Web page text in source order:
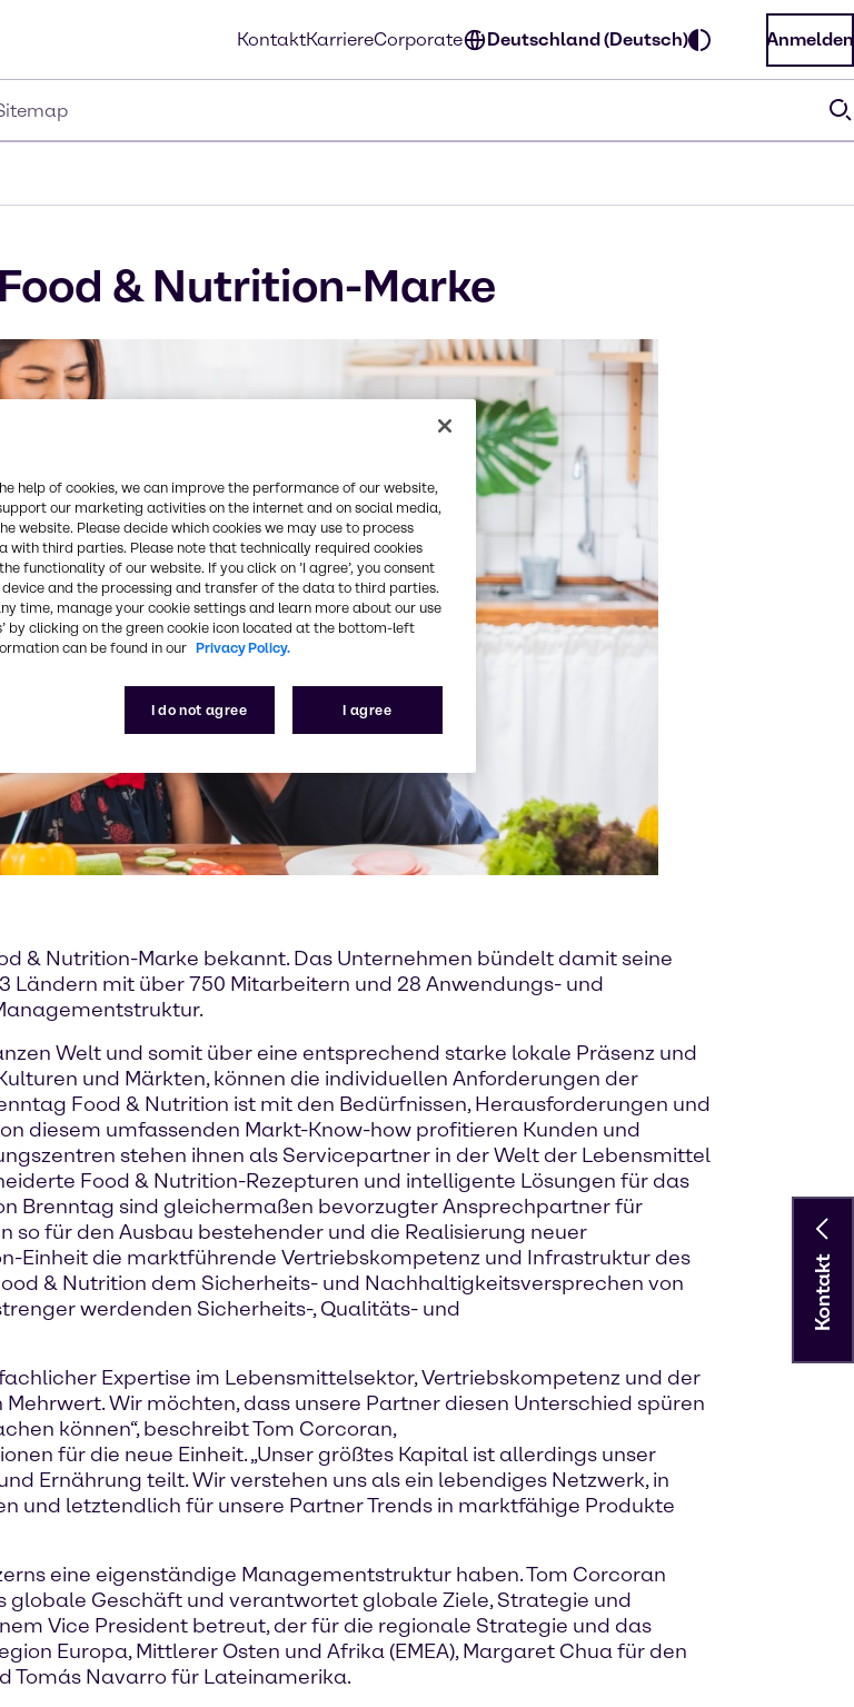
KontaktKarriereCorporate Deutschland (Deutsch) Anmelden
& Nutrition-Marke
& Nutrition-Marke bekannt. Das Unternehmen bündelt damit seine
Ländern mit über 750 Mitarbeitern und 28 Anwendungs- und
Welt und somit über eine entsprechend starke lokale Präsenz und
und Märkten, können die individuellen Anforderungen der
Food & Nutrition ist mit den Bedürfnissen, Herausforderungen und
diesem umfassenden Markt-Know-how profitieren Kunden und
stehen ihnen als Servicepartner in der Welt der Lebensmittel
Food & Nutrition-Rezepturen und intelligente Lösungen für das
Brenntag sind gleichermaßen bevorzugter Ansprechpartner für
so für den Ausbau bestehender und die Realisierung neuer
Einheit die marktführende Vertriebskompetenz und Infrastruktur des
& Nutrition dem Sicherheits- und Nachhaltigkeitsversprechen von
werdenden Sicherheits-, Qualitäts- und
Expertise im Lebensmittelsektor, Vertriebskompetenz und der
Wir möchten, dass unsere Partner diesen Unterschied spüren
können“, beschreibt Tom Corcoran,
für die neue Einheit. „Unser größtes Kapital ist allerdings unser
Ernährung teilt. Wir verstehen uns als ein lebendiges Netzwerk, in
und letztendlich für unsere Partner Trends in marktfähige Produkte
eine eigenständige Managementstruktur haben. Tom Corcoran
globale Geschäft und verantwortet globale Ziele, Strategie und
Vice President betreut, der für die regionale Strategie und das
Europa, Mittlerer Osten und Afrika (EMEA), Margaret Chua für den
Tomás Navarro für Lateinamerika.
Kontakt
help of cookies, we can improve the performance of our website,
our marketing activities on the internet and on social media,
website. Please decide which cookies we may use to process
with third parties. Please note that technically required cookies
functionality of our website. If you click on ’I agree’, you consent
and the processing and transfer of the data to third parties.
time, manage your cookie settings and learn more about our use
by clicking on the green cookie icon located at the bottom-left
can be found in our Privacy Policy.
I do not agree I agree